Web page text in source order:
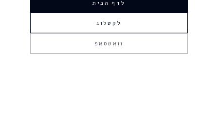
לדף הבית
לקטלוג
וואטסאפ